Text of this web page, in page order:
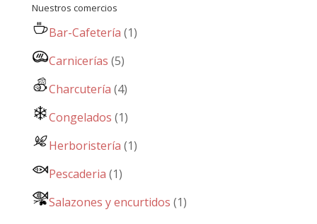
Nuestros comercios
Bar-Cafetería (1)
Carnicerías (5)
Charcutería (4)
Congelados (1)
Herboristería (1)
Pescaderia (1)
Salazones y encurtidos (1)